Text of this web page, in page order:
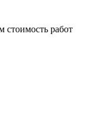
стоимость работ